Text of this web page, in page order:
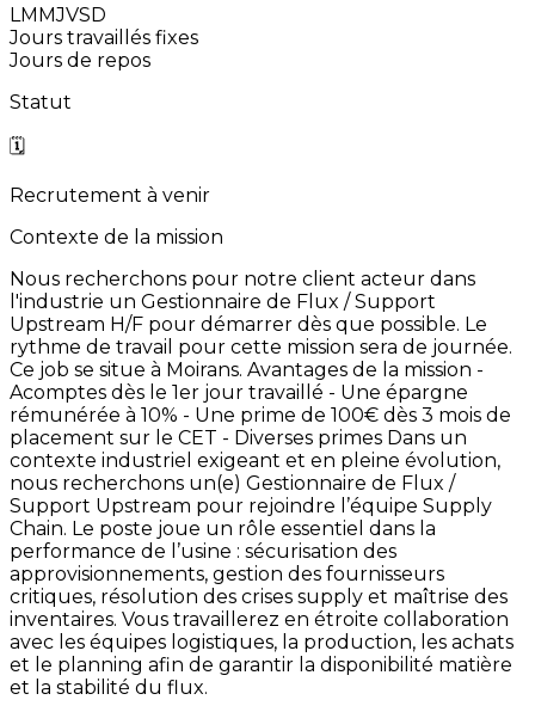
LMMJVSD
Jours travaillés fixes
Jours de repos
Statut
🗓️
Recrutement à venir
Contexte de la mission
Nous recherchons pour notre client acteur dans
l'industrie un Gestionnaire de Flux /Support
Upstream H/F pour démarrer dès que possible. Le
rythme de travail pour cette mission sera de journée.
Ce job se situe à Moirans. Avantages de la mission -
Acomptes dès le 1er jour travaillé - Une épargne
rémunérée à 10% - Une prime de 100€ dès 3 mois de
placement sur le CET - Diverses primes Dans un
contexte industriel exigeant et en pleine évolution,
nous recherchons un(e) Gestionnaire de Flux /
Support Upstream pour rejoindre l’équipe Supply
Chain. Le poste joue un rôle essentiel dans la
performance de l’usine : sécurisation des
approvisionnements, gestion des fournisseurs
critiques, résolution des crises supply et maîtrise des
inventaires. Vous travaillerez en étroite collaboration
avec les équipes logistiques, la production, les achats
et le planning afin de garantir la disponibilité matière
et la stabilité du flux.